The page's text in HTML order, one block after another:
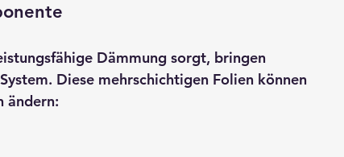
Dämmung sorgt, bringen
Diese mehrschichtigen Folien können
ändern: